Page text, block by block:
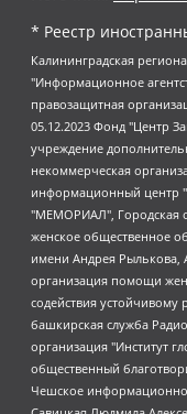
* Реестр
Калининградская региональная общественная организация "Экозащита!-Женсовет", Фонд содействия защите прав и свобод граждан "Общественный вердикт", Фонд "Институт Развития Свободы Информации", Частное учреждение "Информационное агентство МЕМО. РУ", Региональная общественная организация "Общественная комиссия по сохранению наследия академика Сахарова", Фонд поддержки свободы прессы, Санкт-Петербургская общественная правозащитная организация "Гражданский контроль", Межрегиональная общественная организация "Информационно-просветительский центр "Мемориал", Региональный Фонд "Центр Защиты Прав Средств Массовой Информации", с 05.12.2023 Фонд "Центр Защиты Прав Средств массовой информации", Региональная общественная благотворительная организация помощи беженцам и мигрантам "Гражданское содействие", Негосударственное образовательное учреждение дополнительного профессионального образования (повышение квалификации) специалистов "АКАДЕМИЯ ПО ПРАВАМ ЧЕЛОВЕКА", Свердловская региональная общественная организация "Сутяжник", Автономная некоммерческая организация "Центр